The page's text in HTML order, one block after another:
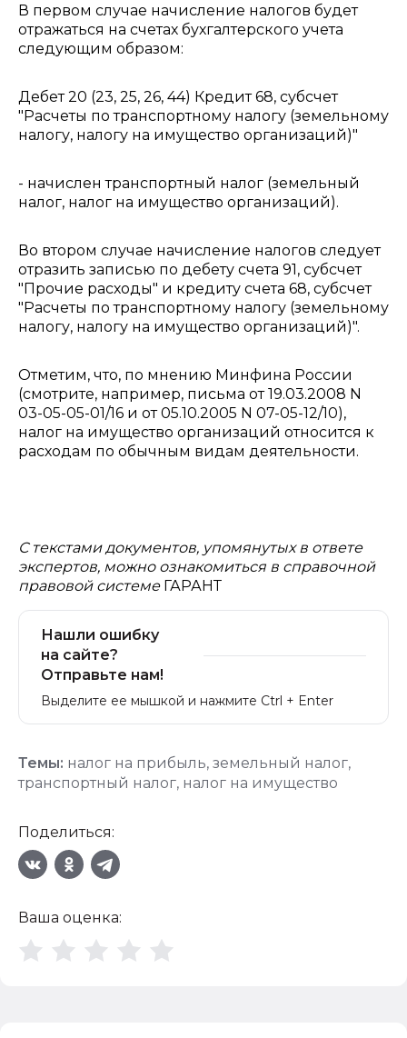
В первом случае начисление налогов будет
отражаться на счетах бухгалтерского учета
следующим образом:
Дебет 20 (23, 25, 26, 44) Кредит 68, субсчет
"Расчеты по транспортному налогу (земельному
налогу, налогу на имущество организаций)"
- начислен транспортный налог (земельный
налог, налог на имущество организаций).
Во втором случае начисление налогов следует
отразить записью по дебету счета 91, субсчет
"Прочие расходы" и кредиту счета 68, субсчет
"Расчеты по транспортному налогу (земельному
налогу, налогу на имущество организаций)".
Отметим, что, по мнению Минфина России
(смотрите, например, письма от 19.03.2008 N
03-05-05-01/16 и от 05.10.2005 N 07-05-12/10),
налог на имущество организаций относится к
расходам по обычным видам деятельности.
С текстами документов, упомянутых в ответе
экспертов, можно ознакомиться в справочной
правовой системе ГАРАНТ
Нашли ошибку
на сайте?
Отправьте нам!
Выделите ее мышкой и нажмите Ctrl + Enter
Темы: налог на прибыль, земельный налог,
транспортный налог, налог на имущество
Поделиться:
Ваша оценка: